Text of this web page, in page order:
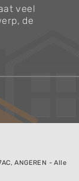
veel
de
ANGEREN - Alle